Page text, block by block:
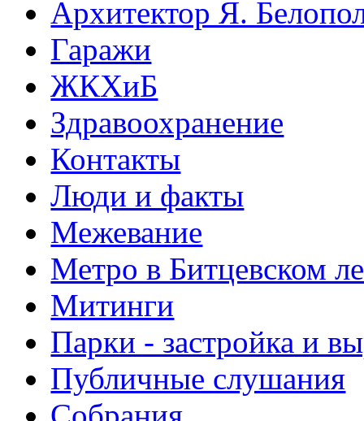
Архитектор Я.
Гаражи
ЖКХиБ
Здравоохранение
Контакты
Люди и факты
Межевание
Метро в Битцевском
Митинги
Парки - застройка и
Публичные слушания